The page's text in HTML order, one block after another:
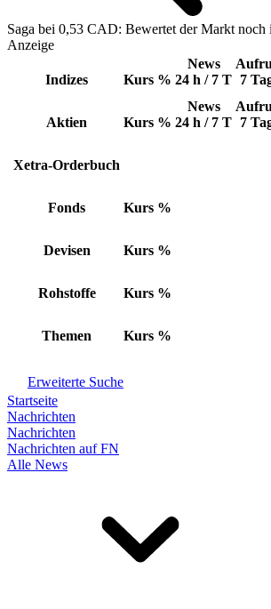
Saga bei 0,53 CAD: Bewertet der Markt
Anzeige
Indizes Kurs %
News
24 h / 7 T 7
Aktien Kurs %
News
24 h / 7 T 7
Xetra-Orderbuch
Fonds Kurs %
Devisen Kurs %
Rohstoffe Kurs %
Themen Kurs %
Erweiterte Suche
Startseite
Nachrichten
Nachrichten
Nachrichten auf FN
Alle News